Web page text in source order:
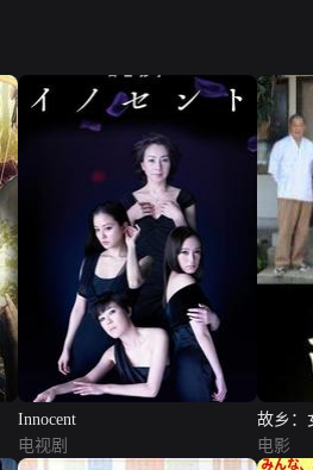
Innocent
电视剧
故乡：
电影